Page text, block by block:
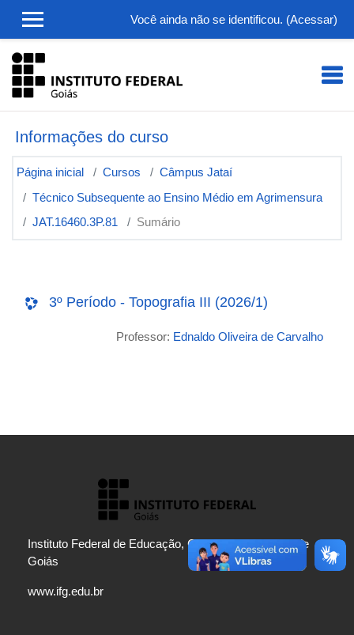
Você ainda não se identificou. (Acessar)
Informações do curso
Página inicial Cursos
Câmpus Jataí
Técnico Subsequente ao Ensino Médio em Agrimensura
JAT.16460.3P.81
Sumário
3º Período - Topografia III (2026/1)
Professor: Ednaldo Oliveira de Carvalho
Instituto Federal de Educação, Ciência e Tecnologia de
Goiás
www.ifg.edu.br